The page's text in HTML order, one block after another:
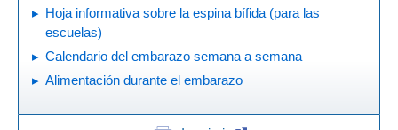
Hoja informativa sobre la espina bífida (para las
escuelas)
Calendario del embarazo semana a semana
Alimentación durante el embarazo